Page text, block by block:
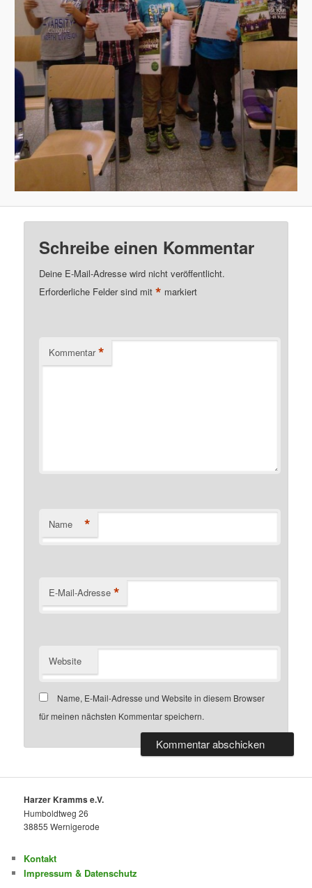
Schreibe einen Kommentar
Deine E-Mail-Adresse wird nicht veröffentlicht.
Erforderliche Felder sind mit* markiert
Kommentar *
Name *
E-Mail-Adresse *
Website
Name, E-Mail-Adresse und Website in diesem Browser
für meinen nächsten Kommentar speichern.
Harzer Kramms e.V.
Humboldtweg 26
38855 Wernigerode
Kontakt
Impressum & Datenschutz